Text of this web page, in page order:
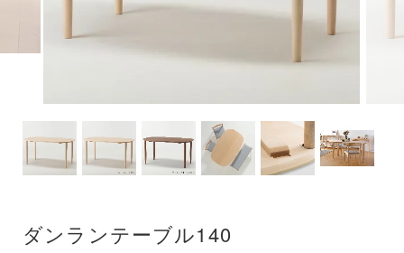
ダンランテーブル140